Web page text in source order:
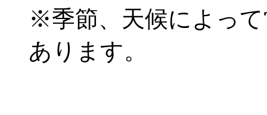
※季節、天候によっ
あります。